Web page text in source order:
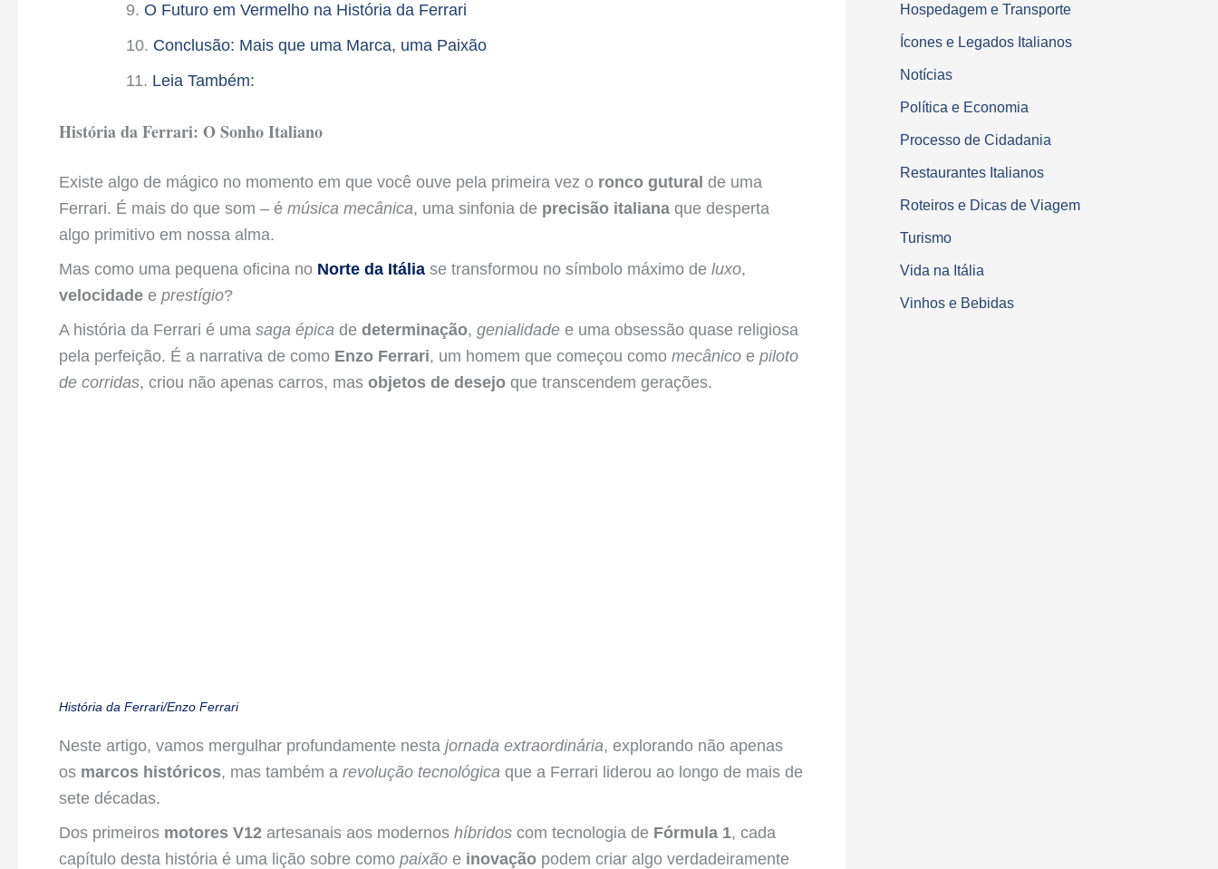
O Futuro em Vermelho na História da Ferrari
Conclusão: Mais que uma Marca, uma Paixão
Leia Também:
História da Ferrari: O Sonho Italiano
Existe algo de mágico no momento em que você ouve pela primeira vez o ronco gutural de uma
Ferrari. É mais do que som – é música mecânica, uma sinfonia de precisão italiana que desperta
algo primitivo em nossa alma.
Mas como uma pequena oficina no Norte da Itália se transformou no símbolo máximo de luxo,
velocidade e prestígio?
A história da Ferrari é uma saga épica de determinação, genialidade e uma obsessão quase religiosa
pela perfeição. É a narrativa de como Enzo Ferrari, um homem que começou como mecânico e piloto
de corridas, criou não apenas carros, mas objetos de desejo que transcendem gerações.
História da Ferrari/Enzo Ferrari
Neste artigo, vamos mergulhar profundamente nesta jornada extraordinária, explorando não apenas
os marcos históricos, mas também a revolução tecnológica que a Ferrari liderou ao longo de mais de
sete décadas.
Dos primeiros motores V12 artesanais aos modernos híbridos com tecnologia de Fórmula 1, cada
capítulo desta história é uma lição sobre como paixão e inovação podem criar algo verdadeiramente
Hospedagem e Transporte
Ícones e Legados Italianos
Notícias
Política e Economia
Processo de Cidadania
Restaurantes Italianos
Roteiros e Dicas de Viagem
Turismo
Vida na Itália
Vinhos e Bebidas